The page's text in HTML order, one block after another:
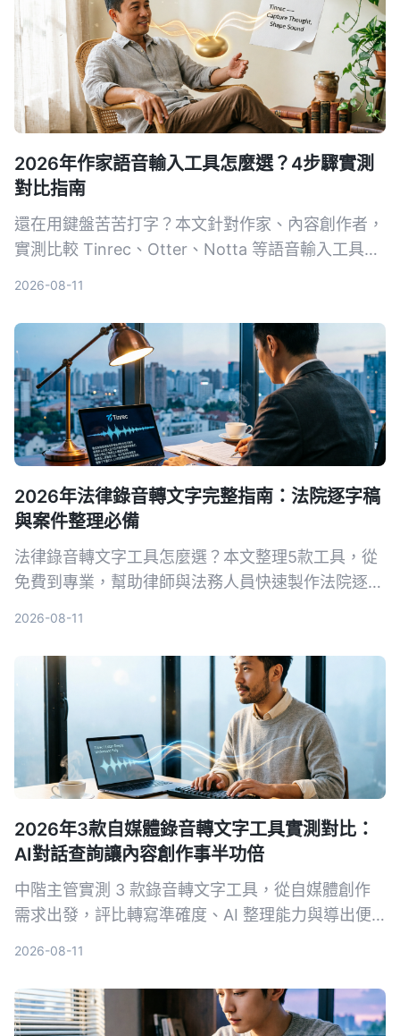
2026年作家語音輸入工具怎麼選？4步驟實測
對比指南
還在用鍵盤苦苦打字？本文針對作家、內容創作者，
實測比較 Tinrec、Otter、Notta 等語音輸入工具，
2026-08-11
2026年法律錄音轉文字完整指南：法院逐字稿
與案件整理必備
法律錄音轉文字工具怎麼選？本文整理5款工具，從
免費到專業，幫助律師與法務人員快速製作法院逐字
2026-08-11
2026年3款自媒體錄音轉文字工具實測對比：
AI對話查詢讓內容創作事半功倍
中階主管實測 3 款錄音轉文字工具，從自媒體創作
需求出發，評比轉寫準確度、AI 整理能力與導出便
2026-08-11